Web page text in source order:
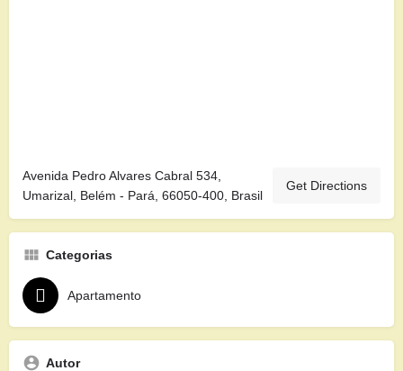
Avenida Pedro Alvares Cabral 534,
Umarizal, Belém - Pará, 66050-400, Brasil
Get Directions
Categorias
Apartamento
Autor